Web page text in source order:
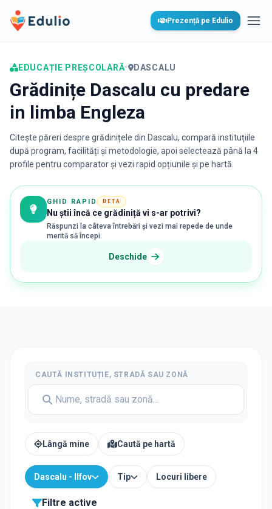
Edulio Prezență pe Edulio
EDUCAȚIE PREȘCOLARĂ• DASCALU
Grădinițe Dascalu cu predare
in limba Engleza
Citește păreri despre grădinițele din Dascalu, compară instituțiile
după program, facilități și metodologie, apoi selectează până la 4
profile pentru comparator și vezi rapid opțiunile și pe hartă.
GHID RAPID BETA
Nu știi încă ce grădiniță vi s-ar potrivi?
Răspunzi la câteva întrebări și vezi mai repede de unde
merită să începi.
Deschide
CAUTĂ INSTITUȚIE, STRADĂ SAU ZONĂ
Lângă mine Caută pe hartă
Dascalu - Ilfov Tip Locuri libere
Filtre active